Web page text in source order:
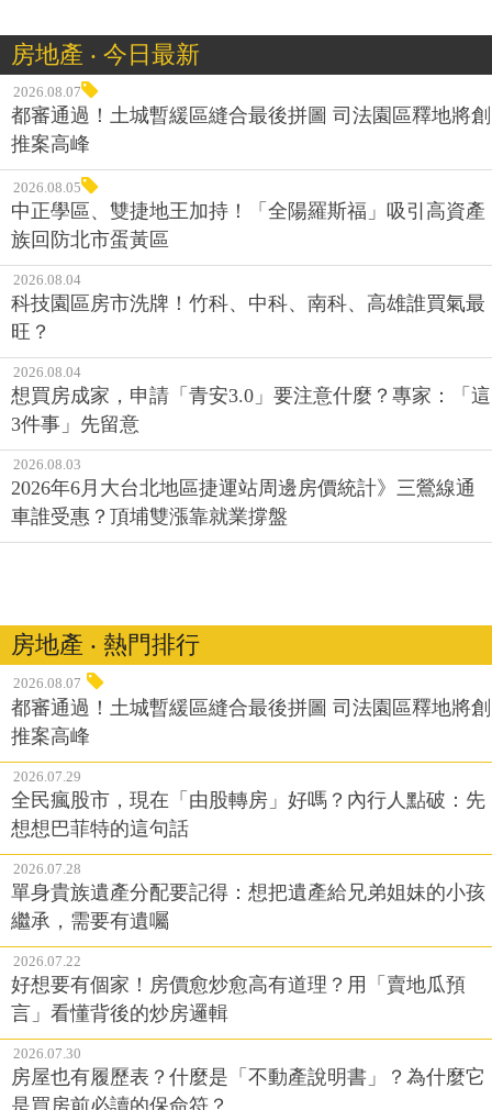
房地產 ‧ 今日最新
2026.08.07
都審通過！土城暫緩區縫合最後拼圖 司法園區釋地將創
推案高峰
2026.08.05
中正學區、雙捷地王加持！「全陽羅斯福」吸引高資產
族回防北市蛋黃區
2026.08.04
科技園區房市洗牌！竹科、中科、南科、高雄誰買氣最
旺？
2026.08.04
想買房成家，申請「青安3.0」要注意什麼？專家：「這
3件事」先留意
2026.08.03
2026年6月大台北地區捷運站周邊房價統計》三鶯線通
車誰受惠？頂埔雙漲靠就業撐盤
房地產 ‧ 熱門排行
2026.08.07
都審通過！土城暫緩區縫合最後拼圖 司法園區釋地將創
推案高峰
2026.07.29
全民瘋股市，現在「由股轉房」好嗎？內行人點破：先
想想巴菲特的這句話
2026.07.28
單身貴族遺產分配要記得：想把遺產給兄弟姐妹的小孩
繼承，需要有遺囑
2026.07.22
好想要有個家！房價愈炒愈高有道理？用「賣地瓜預
言」看懂背後的炒房邏輯
2026.07.30
房屋也有履歷表？什麼是「不動產說明書」？為什麼它
是買房前必讀的保命符？